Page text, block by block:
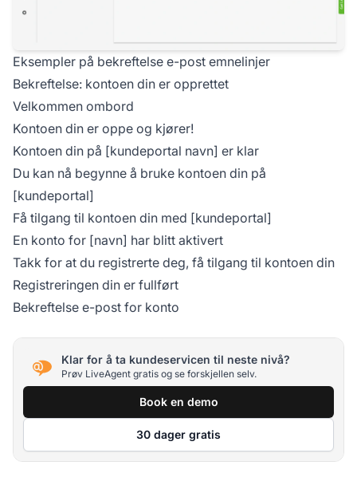
Eksempler på bekreftelse e-post emnelinjer
Bekreftelse: kontoen din er opprettet
Velkommen ombord
Kontoen din er oppe og kjører!
Kontoen din på [kundeportal navn] er klar
Du kan nå begynne å bruke kontoen din på
[kundeportal]
Få tilgang til kontoen din med [kundeportal]
En konto for [navn] har blitt aktivert
Takk for at du registrerte deg, få tilgang til kontoen din
Registreringen din er fullført
Bekreftelse e-post for konto
Klar for å ta kundeservicen til neste nivå?
Prøv LiveAgent gratis og se forskjellen selv.
Book en demo
30 dager gratis